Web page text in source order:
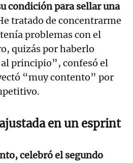
condición para sellar una
tratado de concentrarme
problemas con el
quizás por haberlo
principio”, confesó el
“muy contento” por
en un esprint
celebró el segundo